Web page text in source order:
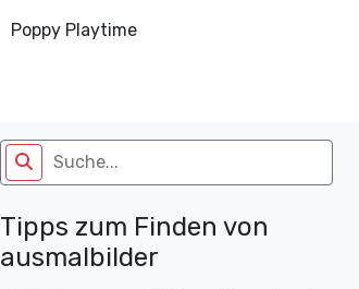
Poppy Playtime
Tipps zum Finden von
ausmalbilder